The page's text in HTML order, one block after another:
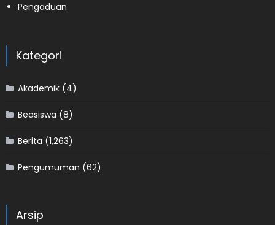
Pengaduan
Kategori
Akademik(4)
Beasiswa (8)
Berita (1,263)
Pengumuman (62)
Arsip